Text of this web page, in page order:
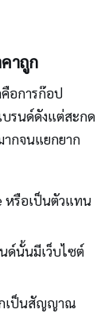
าถูก
อการก๊อป
รนด์ดังแต่สะกด
ากจนแยกยาก
หรือเป็นตัวแทน
ด์นั้นมีเว็บไซต์
กเป็นสัญญาณ